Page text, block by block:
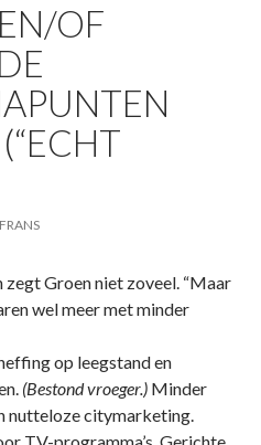
OF
FRANS
Groen niet zoveel. “Maar
wel meer met minder
op leegstand en
(Bestond vroeger.) Minder
nutteloze citymarketing.